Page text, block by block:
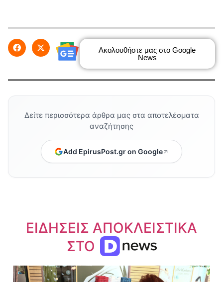
Ακολουθήστε μας στο Google
News
Δείτε περισσότερα άρθρα μας στα αποτελέσματα
αναζήτησης
Add EpirusPost.gr on Google
ΕΙΔΗΣΕΙΣ ΑΠΟΚΛΕΙΣΤΙΚΑ
ΣΤΟ